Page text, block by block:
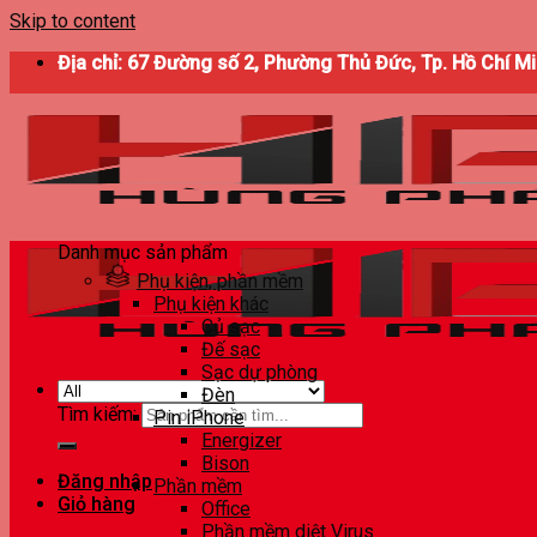
Skip to content
Địa chỉ: 67 Đường số 2, Phường Thủ Đức, Tp. Hồ Chí
Tìm kiếm:
Đăng nhập
Giỏ hàng
Danh mục sản phẩm
Phụ kiện, phần mềm
Phụ kiện khác
Củ sạc
Đế sạc
Sạc dự phòng
Đèn
Pin iPhone
Energizer
Bison
Phần mềm
Office
Phần mềm diệt Virus